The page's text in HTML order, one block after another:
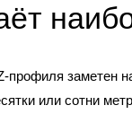
заметен
или сотни